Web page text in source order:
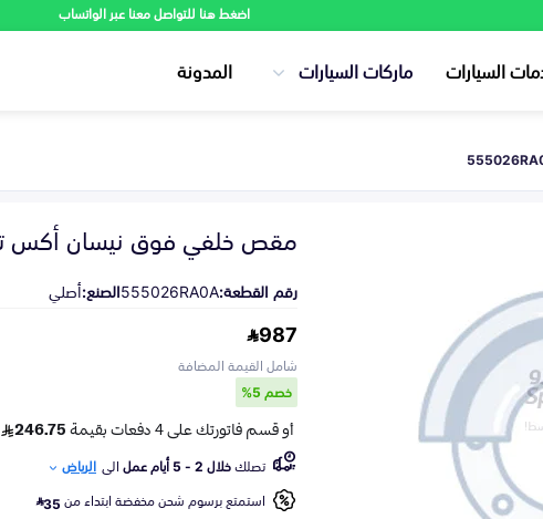
اضغط هنا للتواصل معنا عبر الواتساب
السيارات ماركات السيارات المدونة
مقص خلفي فوق نيسان أكس تريل
رقم القطعة:555026RA0Aالصنع:أصلي
987
شامل القيمة المضافة
خصم 5%
تصلكخلال 2 - 5 أيام عمل الى الرياض
استمتع برسوم شحن مخفضة ابتداء من35